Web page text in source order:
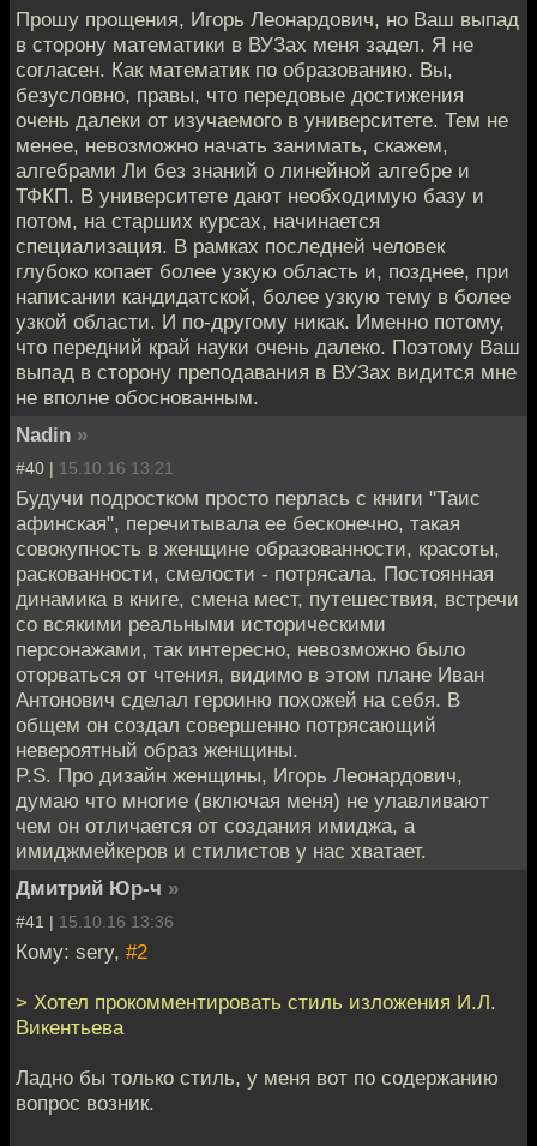
Прошу прощения, Игорь Леонардович, но Ваш выпад
в сторону математики в ВУЗах меня задел. Я не
согласен. Как математик по образованию. Вы,
безусловно, правы, что передовые достижения
очень далеки от изучаемого в университете. Тем не
менее, невозможно начать занимать, скажем,
алгебрами Ли без знаний о линейной алгебре и
ТФКП. В университете дают необходимую базу и
потом, на старших курсах, начинается
специализация. В рамках последней человек
глубоко копает более узкую область и, позднее, при
написании кандидатской, более узкую тему в более
узкой области. И по-другому никак. Именно потому,
что передний край науки очень далеко. Поэтому Ваш
выпад в сторону преподавания в ВУЗах видится мне
не вполне обоснованным.
Nadin »
#40 | 15.10.16 13:21
Будучи подростком просто перлась с книги "Таис
афинская", перечитывала ее бесконечно, такая
совокупность в женщине образованности, красоты,
раскованности, смелости - потрясала. Постоянная
динамика в книге, смена мест, путешествия, встречи
со всякими реальными историческими
персонажами, так интересно, невозможно было
оторваться от чтения, видимо в этом плане Иван
Антонович сделал героиню похожей на себя. В
общем он создал совершенно потрясающий
невероятный образ женщины.
P.S. Про дизайн женщины, Игорь Леонардович,
думаю что многие (включая меня) не улавливают
чем он отличается от создания имиджа, а
имиджмейкеров и стилистов у нас хватает.
Дмитрий Юр-ч »
#41 | 15.10.16 13:36
Кому: sery, #2
> Хотел прокомментировать стиль изложения И.Л.
Викентьева
Ладно бы только стиль, у меня вот по содержанию
вопрос возник.